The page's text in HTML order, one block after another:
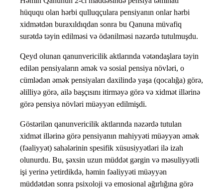
hüququ olan hərbi qulluqçulara pensiyanın onlar hərbi
xidmətdən buraxıldıqdan sonra bu Qanuna müvafiq
surətdə təyin edilməsi və ödənilməsi nəzərdə tutulmuşdu.
Qeyd olunan qanunvericilik aktlarında vətəndaşlara təyin
edilən pensiyaların əmək və sosial pensiya növləri, o
cümlədən əmək pensiyaları daxilində yaşa (qocalığa) görə,
əlilliyə görə, ailə başçısını itirməyə görə və xidmət illərinə
görə pensiya növləri müəyyən edilmişdi.
Göstərilən qanunvericilik aktlarında nəzərdə tutulan
xidmət illərinə görə pensiyanın mahiyyəti müəyyən əmək
(fəaliyyət) sahələrinin spesifik xüsusiyyətləri ilə izah
olunurdu. Bu, şəxsin uzun müddət gərgin və məsuliyyətli
işi yerinə yetirdikdə, həmin fəaliyyəti müəyyən
müddətdən sonra psixoloji və emosional ağırlığına görə